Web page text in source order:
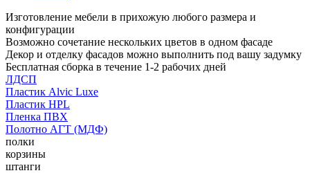
Изготовление мебели в прихожую любого размера и
конфигурации
Возможно сочетание нескольких цветов в одном фасаде
Декор и отделку фасадов можно выполнить под вашу задумку
Бесплатная сборка в течение 1-2 рабочих дней
ЛДСП
Пластик Alvic Luxe
Пластик HPL
Пленка ПВХ
Полотно АГТ (МДФ)
полки
корзины
штанги